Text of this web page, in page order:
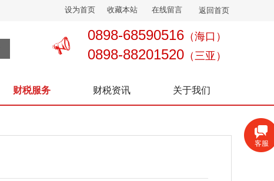
返回首页
在线留言
设为首页 收藏本站
0898-68590516 （海口）
0898-88201520 （三亚）
财税服务 财税资讯 关于我们
客服